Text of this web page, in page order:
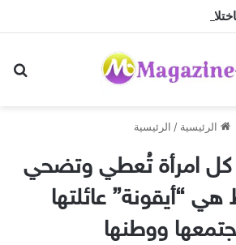
الرئيسية / الرئيسية
كل امرأة تُعطي وتضحي
“أيقونة” عائلتها
ووطنها